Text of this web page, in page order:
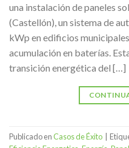
una instalación de paneles
(Castellón), un sistema de
kWp en edificios
acumulación en baterías.
transición energética del […]
Publicado enCasos de Éxito